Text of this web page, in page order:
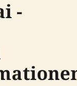
-